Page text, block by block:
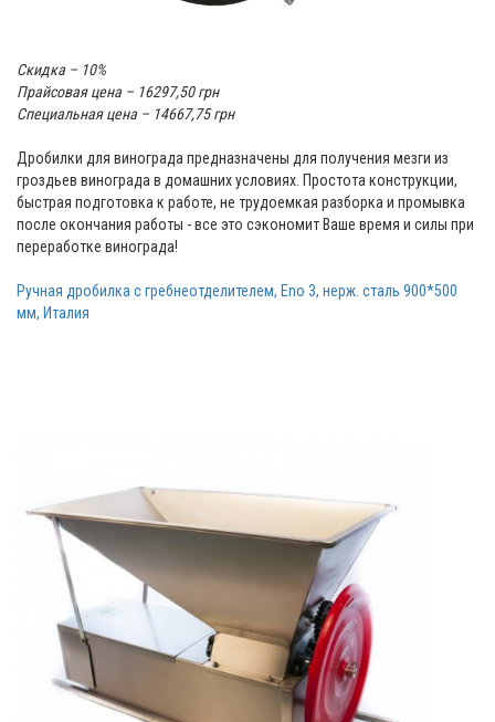
Скидка – 10%
Прайсовая цена – 16297,50 грн
Специальная цена – 14667,75 грн
Дробилки для винограда предназначены для получения мезги из
гроздьев винограда в домашних условиях. Простота конструкции,
быстрая подготовка к работе, не трудоемкая разборка и промывка
после окончания работы - все это сэкономит Ваше время и силы при
переработке винограда!
Ручная дробилка с гребнеотделителем, Eno 3, нерж. сталь 900*500
мм, Италия